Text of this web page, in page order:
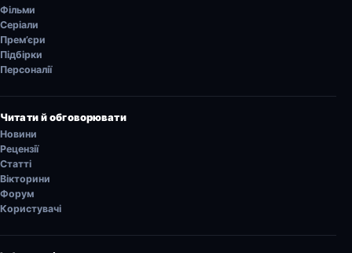
Фільми
Серіали
Прем’єри
Підбірки
Персоналії
Читати й обговорювати
Новини
Рецензії
Статті
Вікторини
Форум
Користувачі